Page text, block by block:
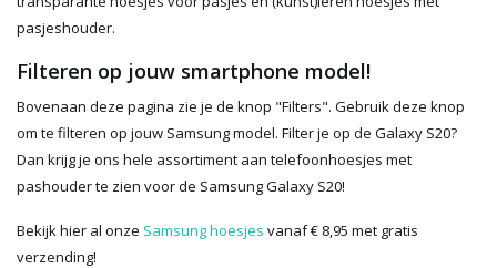
pasjeshouder.
Filteren op jouw smartphone model!
Bovenaan deze pagina zie je de knop "Filters". Gebruik deze knop
om te filteren op jouw Samsung model. Filter je op de Galaxy S20?
Dan krijg je ons hele assortiment aan telefoonhoesjes met
pashouder te zien voor de Samsung Galaxy S20!
Bekijk hier al onze Samsung hoesjes vanaf € 8,95 met gratis
verzending!